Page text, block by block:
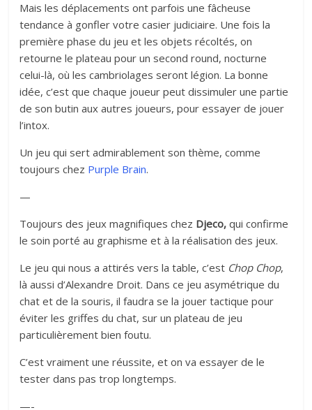
Mais les déplacements ont parfois une fâcheuse
tendance à gonfler votre casier judiciaire. Une fois la
première phase du jeu et les objets récoltés, on
retourne le plateau pour un second round, nocturne
celui-là, où les cambriolages seront légion. La bonne
idée, c’est que chaque joueur peut dissimuler une partie
de son butin aux autres joueurs, pour essayer de jouer
l’intox.
Un jeu qui sert admirablement son thème, comme
toujours chez Purple Brain.
—
Toujours des jeux magnifiques chez Djeco, qui confirme
le soin porté au graphisme et à la réalisation des jeux.
Le jeu qui nous a attirés vers la table, c’est Chop Chop,
là aussi d’Alexandre Droit. Dans ce jeu asymétrique du
chat et de la souris, il faudra se la jouer tactique pour
éviter les griffes du chat, sur un plateau de jeu
particulièrement bien foutu.
C’est vraiment une réussite, et on va essayer de le
tester dans pas trop longtemps.
—-